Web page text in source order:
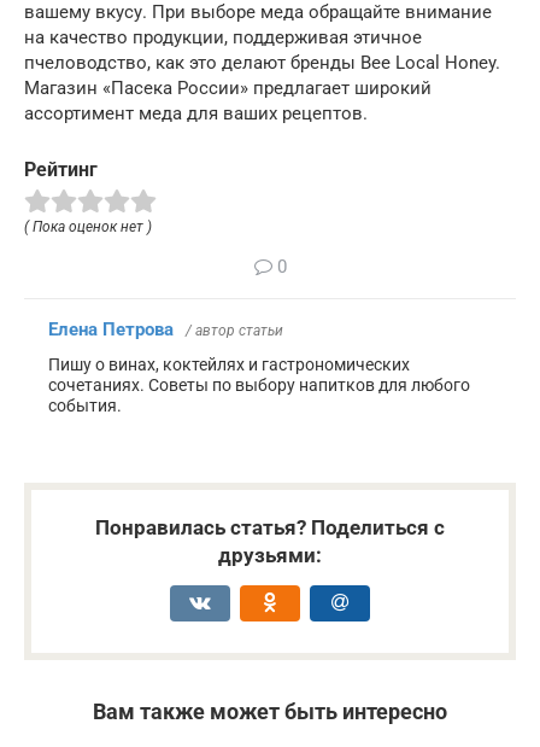
вашему вкусу. При выборе меда обращайте внимание
на качество продукции, поддерживая этичное
пчеловодство, как это делают бренды Bee Local Honey.
Магазин «Пасека России» предлагает широкий
ассортимент меда для ваших рецептов.
Рейтинг
( Пока оценок нет )
0
Елена Петрова / автор статьи
Пишу о винах, коктейлях и гастрономических
сочетаниях. Советы по выбору напитков для любого
события.
Понравилась статья? Поделиться с
друзьями:
Вам также может быть интересно